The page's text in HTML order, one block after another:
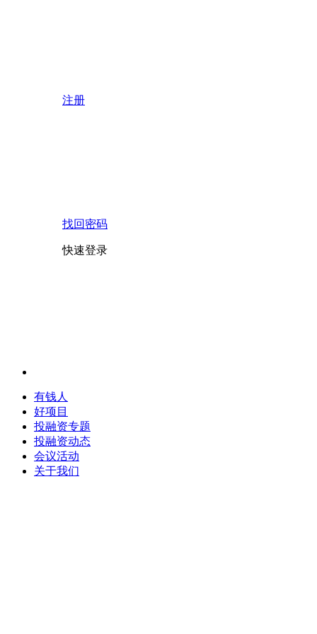
注册
找回密码
快速登录
有钱人
好项目
投融资专题
投融资动态
会议活动
关于我们